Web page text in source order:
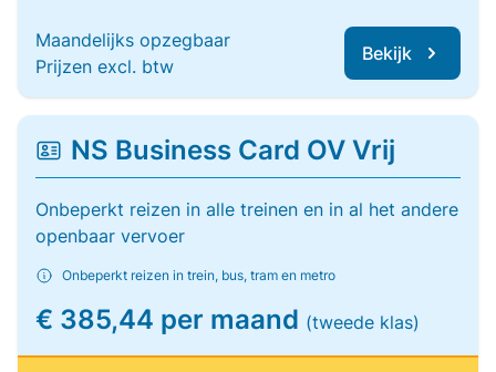
Maandelijks opzegbaar
Prijzen excl. btw
Bekijk
NS Business Card OV Vrij
Onbeperkt reizen in alle treinen en in al het andere
openbaar vervoer
Onbeperkt reizen in trein, bus, tram en metro
€ 385,44 per maand (tweede klas)